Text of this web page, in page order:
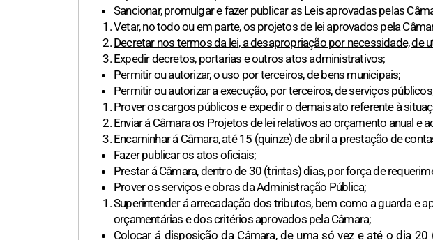
Sancionar, promulgar e fazer publicar as Leis aprovadas pelas
Vetar, no todo ou em parte, os projetos de lei aprovados pela
Decretar nos termos da lei, a desapropriação por necessidade, de
Expedir decretos, portarias e outros atos administrativos;
Permitir ou autorizar, o uso por terceiros, de bens municipais;
Permitir ou autorizar a execução, por terceiros, de serviços
Prover os cargos públicos e expedir o demais ato referente à
Enviar á Câmara os Projetos de lei relativos ao orçamento anual e
Encaminhar á Câmara, até 15 (quinze) de abril a prestação de
Fazer publicar os atos oficiais;
Prestar á Câmara, dentro de 30 (trintas) dias, por força de
Prover os serviços e obras da Administração Pública;
Superintender á arrecadação dos tributos, bem como a guarda e
orçamentárias e dos critérios aprovados pela Câmara;
Colocar á disposição da Câmara, de uma só vez e até o dia